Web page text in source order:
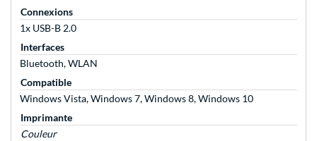
Connexions
1x USB-B 2.0
Interfaces
Bluetooth, WLAN
Compatible
Windows Vista, Windows 7, Windows 8, Windows 10
Imprimante
Couleur